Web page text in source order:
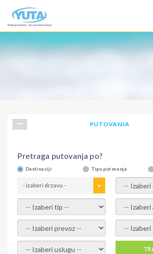
PUTOVANJA
Pretraga putovanja po?
Destinaciji Tipu putovanja
- izaberi drzavu - - izaberi
- izaberi tip - - izaberi
- izaberi prevoz - - Izaberite
- Izaberite uslugu -